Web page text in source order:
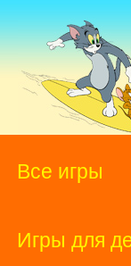
Все игры
Игры для